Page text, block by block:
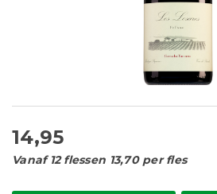
14,95
Vanaf 12 flessen 13,70 per fles